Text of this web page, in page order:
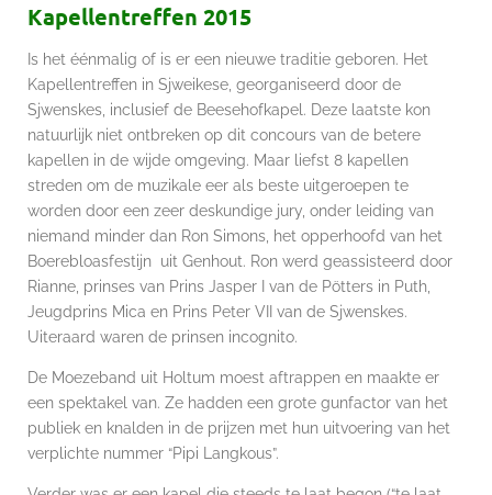
Kapellentreffen 2015
Is het éénmalig of is er een nieuwe traditie geboren. Het
Kapellentreffen in Sjweikese, georganiseerd door de
Sjwenskes, inclusief de Beesehofkapel. Deze laatste kon
natuurlijk niet ontbreken op dit concours van de betere
kapellen in de wijde omgeving. Maar liefst 8 kapellen
streden om de muzikale eer als beste uitgeroepen te
worden door een zeer deskundige jury, onder leiding van
niemand minder dan Ron Simons, het opperhoofd van het
Boerebloasfestijn uit Genhout. Ron werd geassisteerd door
Rianne, prinses van Prins Jasper I van de Pötters in Puth,
Jeugdprins Mica en Prins Peter VII van de Sjwenskes.
Uiteraard waren de prinsen incognito.
De Moezeband uit Holtum moest aftrappen en maakte er
een spektakel van. Ze hadden een grote gunfactor van het
publiek en knalden in de prijzen met hun uitvoering van het
verplichte nummer “Pipi Langkous”.